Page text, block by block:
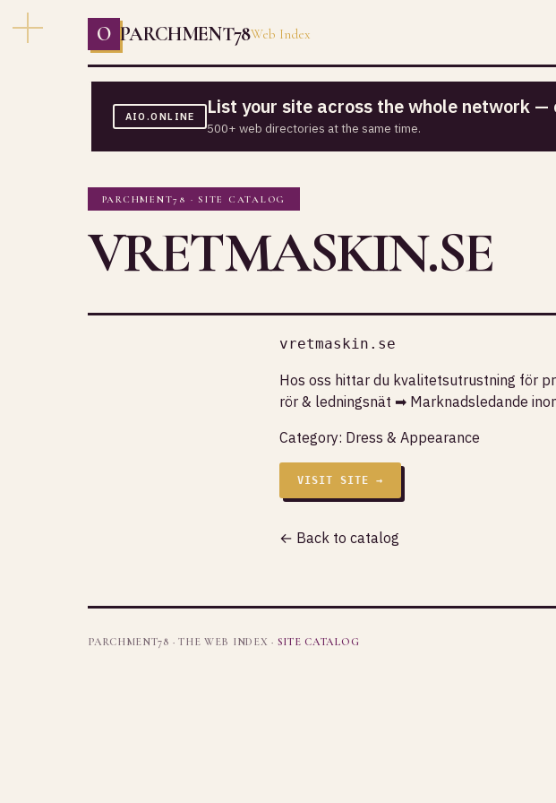
O PARCHMENT78Web Index
AIO.ONLINE List your site across the whole network —
500+ web directories at the same time.
PARCHMENT78 · SITE CATALOG
VRETMASKIN.SE
vretmaskin.se
Hos oss hittar du kvalitetsutrustning för
rör & ledningsnät ➡︎ Marknadsledande
Category: Dress & Appearance
VISIT SITE →
← Back to catalog
PARCHMENT78 · THE WEB INDEX · SITE CATALOG